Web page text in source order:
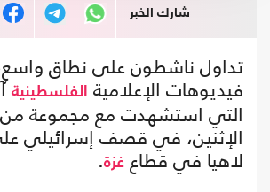
شارك الخبر
تداول ناشطون على نطاق
فيديوهات الإعلامية الفلسطينية
التي استشهدت مع مجموعة من
الإثنين، في قصف إسرائيلي
لاهيا في قطاع غزة.